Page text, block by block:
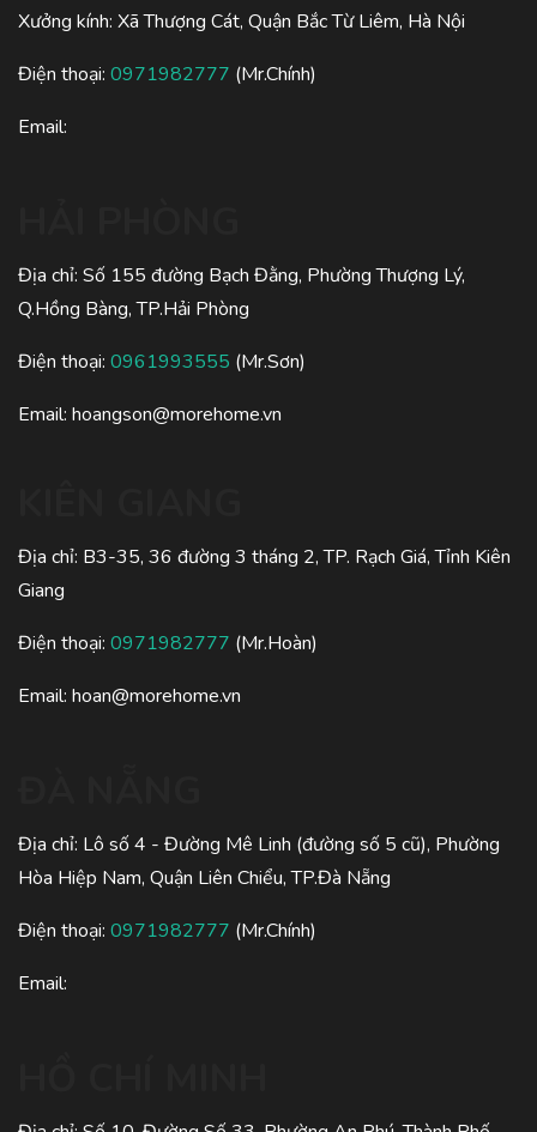
Xưởng kính: Xã Thượng Cát, Quận Bắc Từ Liêm, Hà Nội
Điện thoại: 0971982777 (Mr.Chính)
Email:
Địa chỉ: Số 155 đường Bạch Đằng, Phường Thượng Lý,
Q.Hồng Bàng, TP.Hải Phòng
Điện thoại: 0961993555 (Mr.Sơn)
Email: hoangson@morehome.vn
Địa chỉ: B3-35, 36 đường 3 tháng 2, TP. Rạch Giá, Tỉnh Kiên
Giang
Điện thoại: 0971982777 (Mr.Hoàn)
Email: hoan@morehome.vn
Địa chỉ: Lô số 4 - Đường Mê Linh (đường số 5 cũ), Phường
Hòa Hiệp Nam, Quận Liên Chiểu, TP.Đà Nẵng
Điện thoại: 0971982777 (Mr.Chính)
Email: